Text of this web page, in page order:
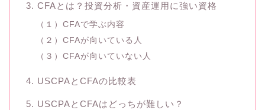
3. CFAとは？投資分析・資産運用に強い資格
（１）CFAで学ぶ内容
（２）CFAが向いている人
（３）CFAが向いていない人
4. USCPAとCFAの比較表
5. USCPAとCFAはどっちが難しい？